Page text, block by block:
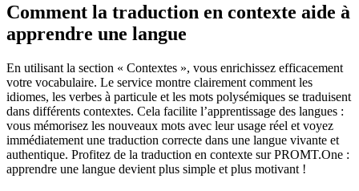
Comment la traduction en contexte aide à
apprendre une langue
En utilisant la section « Contextes », vous enrichissez efficacement
votre vocabulaire. Le service montre clairement comment les
idiomes, les verbes à particule et les mots polysémiques se traduisent
dans différents contextes. Cela facilite l’apprentissage des langues :
vous mémorisez les nouveaux mots avec leur usage réel et voyez
immédiatement une traduction correcte dans une langue vivante et
authentique. Profitez de la traduction en contexte sur PROMT.One :
apprendre une langue devient plus simple et plus motivant !